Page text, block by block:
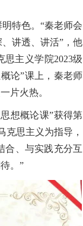
特色。“秦老师会
讲透、讲活”，他
思主义学院2023级
论”课上，秦老师
片火热。
想概论课”获得第
思主义为指导，
合、与实践充分互
。”